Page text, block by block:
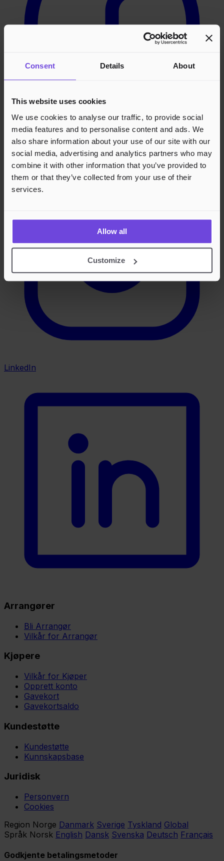
Consent Details About
This website uses cookies
We use cookies to analyse our traffic, to provide social
media features and to personalise content and ads. We
also share information about your use of our site with our
social media, advertising and analytics partners who may
combine it with other information that you’ve provided to
them or that they’ve collected from your use of their
services.
Allow all
Customize
Instagram
LinkedIn
Arrangører
Bli Arrangør
Vilkår for Arrangør
Kjøpere
Vilkår for Kjøper
Opprett konto
Gavekort
Gavekortsaldo
Kundestøtte
Kundestøtte
Kunnskapsbase
Juridisk
Personvern
Cookies
Region Norge Danmark Sverige Tyskland Global
Språk Norsk English Dansk Svenska Deutsch Français
Godkjente betalingsmetoder